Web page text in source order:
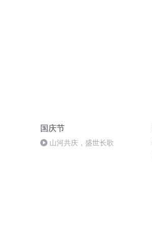
国庆节
山河共庆，盛世长歌